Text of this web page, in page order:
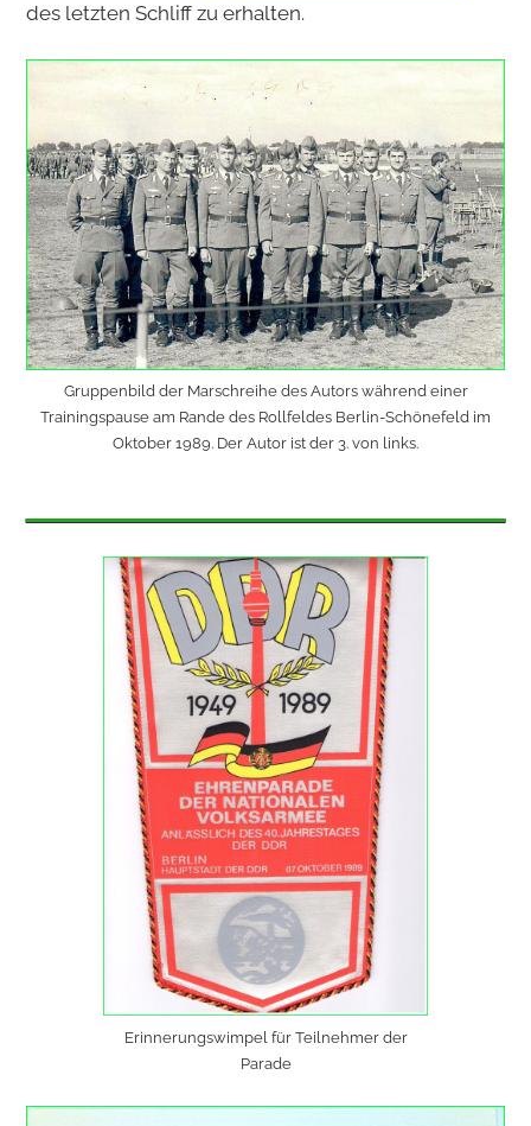
des letzten Schliff zu erhalten.
Gruppenbild der Marschreihe des Autors während einer
Trainingspause am Rande des Rollfeldes Berlin-Schönefeld im
Oktober 1989. Der Autor ist der 3. von links.
Erinnerungswimpel für Teilnehmer der
Parade